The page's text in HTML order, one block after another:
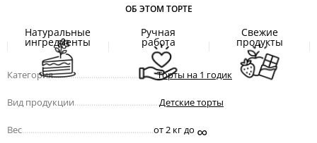
ОБ ЭТОМ ТОРТЕ
Натуральные
ингредиенты
Ручная
работа
Свежие
продукты
Категория.................................................Торты на 1 годик
Вид продукции Детские торты
Вес от 2 кг до ∞